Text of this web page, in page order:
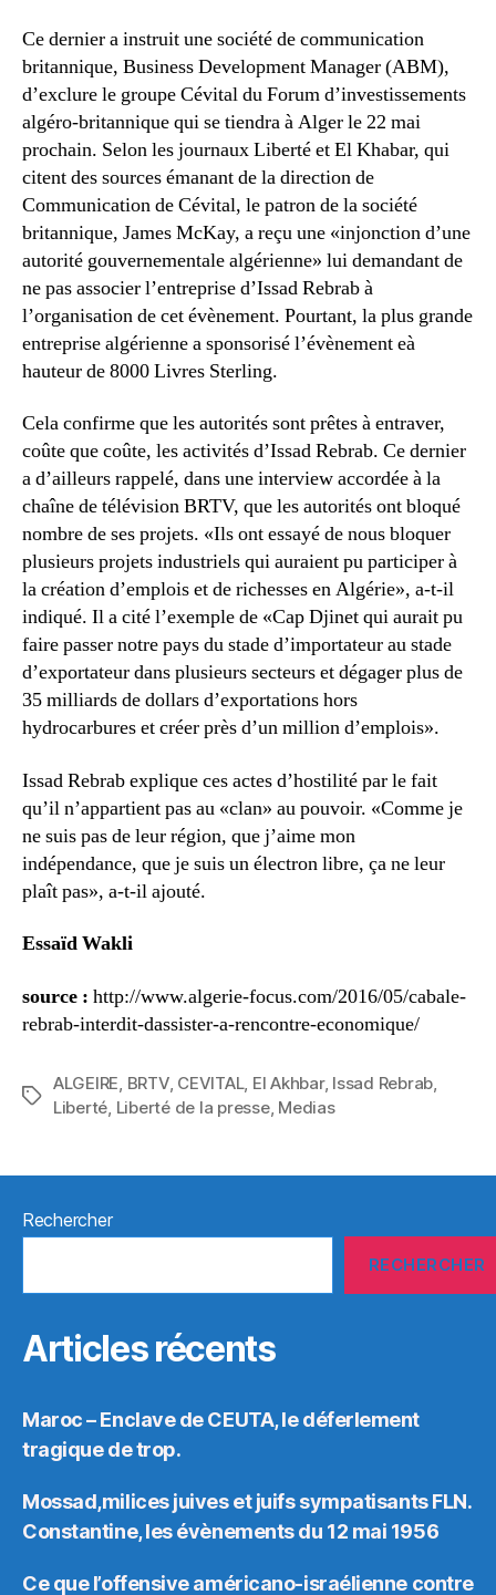
Ce dernier a instruit une société de communication
britannique, Business Development Manager (ABM),
d’exclure le groupe Cévital du Forum d’investissements
algéro-britannique qui se tiendra à Alger le 22 mai
prochain. Selon les journaux Liberté et El Khabar, qui
citent des sources émanant de la direction de
Communication de Cévital, le patron de la société
britannique, James McKay, a reçu une «injonction d’une
autorité gouvernementale algérienne» lui demandant de
ne pas associer l’entreprise d’Issad Rebrab à
l’organisation de cet évènement. Pourtant, la plus grande
entreprise algérienne a sponsorisé l’évènement eà
hauteur de 8000 Livres Sterling.
Cela confirme que les autorités sont prêtes à entraver,
coûte que coûte, les activités d’Issad Rebrab. Ce dernier
a d’ailleurs rappelé, dans une interview accordée à la
chaîne de télévision BRTV, que les autorités ont bloqué
nombre de ses projets. «Ils ont essayé de nous bloquer
plusieurs projets industriels qui auraient pu participer à
la création d’emplois et de richesses en Algérie», a-t-il
indiqué. Il a cité l’exemple de «Cap Djinet qui aurait pu
faire passer notre pays du stade d’importateur au stade
d’exportateur dans plusieurs secteurs et dégager plus de
35 milliards de dollars d’exportations hors
hydrocarbures et créer près d’un million d’emplois».
Issad Rebrab explique ces actes d’hostilité par le fait
qu’il n’appartient pas au «clan» au pouvoir. «Comme je
ne suis pas de leur région, que j’aime mon
indépendance, que je suis un électron libre, ça ne leur
plaît pas», a-t-il ajouté.
Essaïd Wakli
source : http://www.algerie-focus.com/2016/05/cabale-
rebrab-interdit-dassister-a-rencontre-economique/
Étiquettes
ALGEIRE BRTV, CEVITAL, El Akhbar, Issad Rebrab
Liberté Liberté de la presse, Medias
Rechercher
RECHERCHER
Articles récents
Maroc – Enclave de CEUTA, le déferlement
tragique de trop.
Mossad,milices juives et juifs sympatisants FLN.
Constantine, les évènements du 12 mai 1956
Ce que l’offensive américano-israélienne contre